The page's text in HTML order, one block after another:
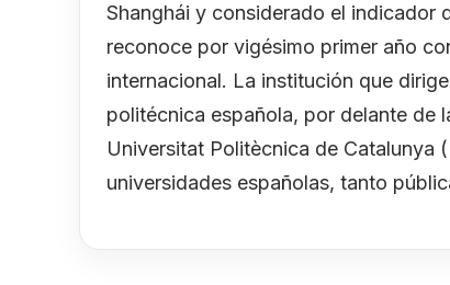
Shanghái y considerado el indicador
reconoce por vigésimo primer año
internacional. La institución que
politécnica española, por delante de
Universitat Politècnica de Catalunya
universidades españolas, tanto